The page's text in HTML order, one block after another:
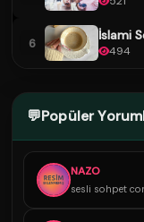
6 İslami
494
💬Popüler
NAZO
sesli sohpet